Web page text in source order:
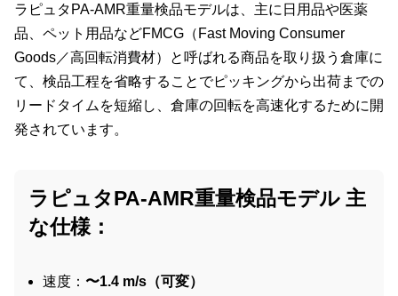
ラピュタPA-AMR重量検品モデルは、主に日用品や医薬
品、ペット用品などFMCG（Fast Moving Consumer
Goods／高回転消費材）と呼ばれる商品を取り扱う倉庫に
て、検品工程を省略することでピッキングから出荷までの
リードタイムを短縮し、倉庫の回転を高速化するために開
発されています。
ラピュタPA-AMR重量検品モデル 主
な仕様：
速度： 〜1.4 m/s（可変）